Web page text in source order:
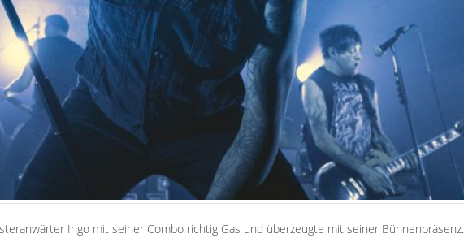
Ingo mit seiner Combo richtig Gas und überzeugte mit seiner Bühnenpräsenz.